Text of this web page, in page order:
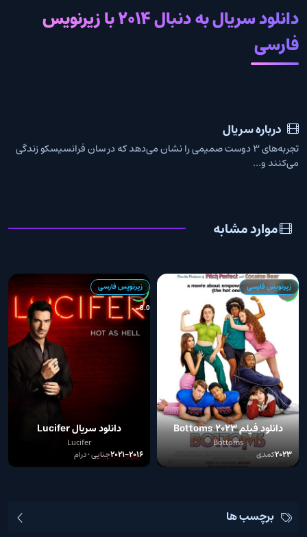
دانلود سریال به دنبال 2014 با زیرنویس
فارسی
درباره سریال
تجربه‌های 3 دوست صمیمی را نشان می‌دهد که در سان فرانسیسکو زندگی
می‌کنند و...
موارد مشابه
زیرنویس فارسی
دانلود فیلم Bottoms 2023
Bottoms
2023کمدی
8.0
زیرنویس فارسی
دانلود سریال Lucifer
Lucifer
2016–2021 جنایی • درام
برچسب ها